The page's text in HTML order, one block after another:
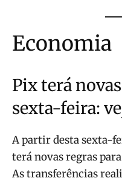
Economia
Pix terá
sexta-feira:
A partir desta sexta-
terá novas regras
As transferências